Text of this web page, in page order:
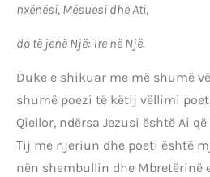
nxënësi, Mësuesi dhe Ati,
do të jenë Një: Tre në Një.
Duke e shikuar me më shumë
shumë poezi të këtij vëllimi
Qiellor, ndërsa Jezusi është Ai
Tij me njeriun dhe poeti është
nën shembullin dhe Mbretërinë